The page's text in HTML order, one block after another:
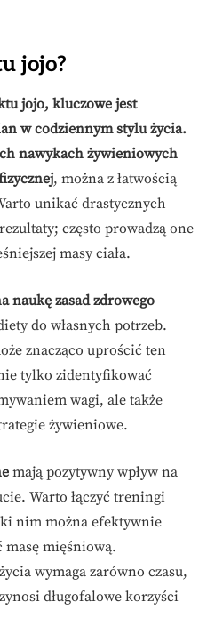
jojo?
jojo, kluczowe jest
w codziennym stylu życia.
nawykach żywieniowych
, można z łatwością
unikać drastycznych
często prowadzą one
masy ciała.
naukę zasad zdrowego
do własnych potrzeb.
znacząco uprościć ten
tylko zidentyfikować
wagi, ale także
żywieniowe.
mają pozytywny wpływ na
Warto łączyć treningi
nim można efektywnie
masę mięśniową.
wymaga zarówno czasu,
długofalowe korzyści